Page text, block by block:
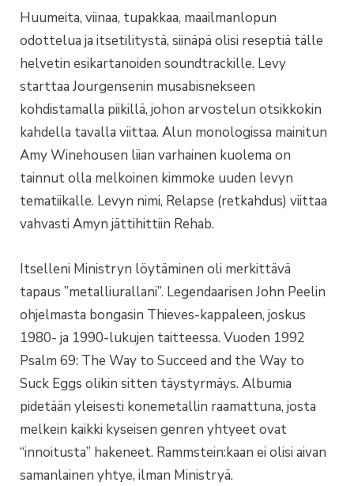
Huumeita, viinaa, tupakkaa, maailmanlopun
odottelua ja itsetilitystä, siinäpä olisi reseptiä tälle
helvetin esikartanoiden soundtrackille. Levy
starttaa Jourgensenin musabisnekseen
kohdistamalla piikillä, johon arvostelun otsikkokin
kahdella tavalla viittaa. Alun monologissa mainitun
Amy Winehousen liian varhainen kuolema on
tainnut olla melkoinen kimmoke uuden levyn
tematiikalle. Levyn nimi, Relapse (retkahdus) viittaa
vahvasti Amyn jättihittiin Rehab.
Itselleni Ministryn löytäminen oli merkittävä
tapaus ”metalliurallani”. Legendaarisen John Peelin
ohjelmasta bongasin Thieves-kappaleen, joskus
1980- ja 1990-lukujen taitteessa. Vuoden 1992
Psalm 69: The Way to Succeed and the Way to
Suck Eggs olikin sitten täystyrmäys. Albumia
pidetään yleisesti konemetallin raamattuna, josta
melkein kaikki kyseisen genren yhtyeet ovat
“innoitusta” hakeneet. Rammstein:kaan ei olisi aivan
samanlainen yhtye, ilman Ministryä.